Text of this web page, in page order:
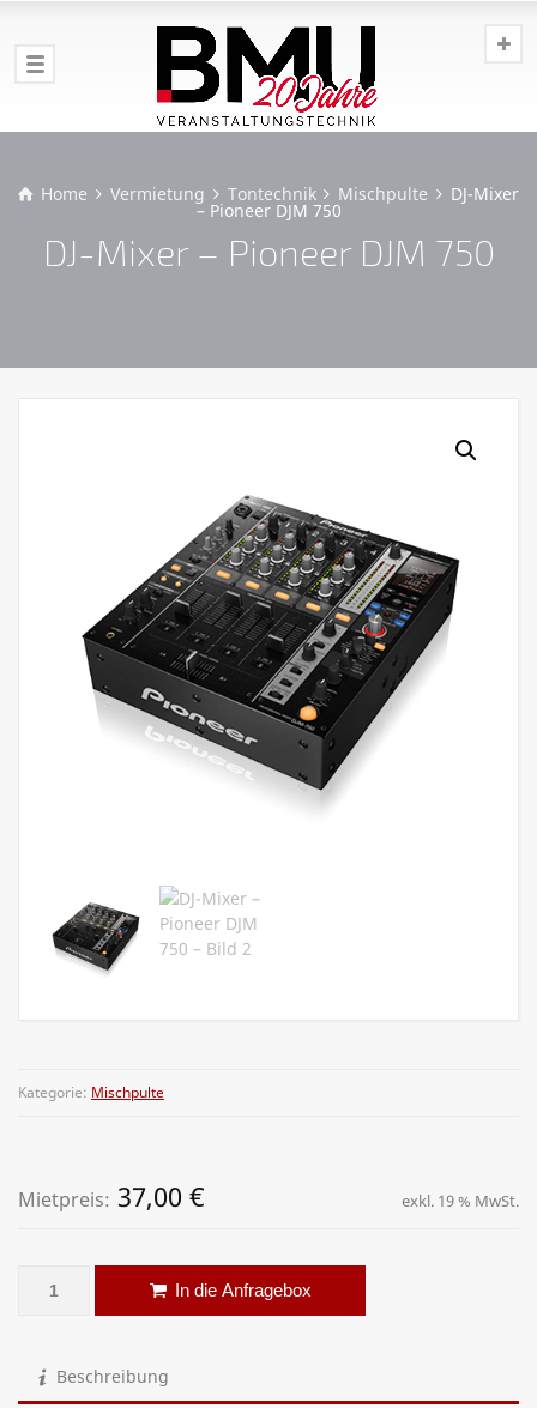
Home Vermietung Tontechnik Mischpulte DJ-Mixer
– Pioneer DJM 750
DJ-Mixer – Pioneer DJM 750
Kategorie: Mischpulte
Mietpreis: 37,00 € exkl. 19 % MwSt.
DJ-Mixer – Pioneer DJM 750 Menge
In die Anfragebox
Beschreibung